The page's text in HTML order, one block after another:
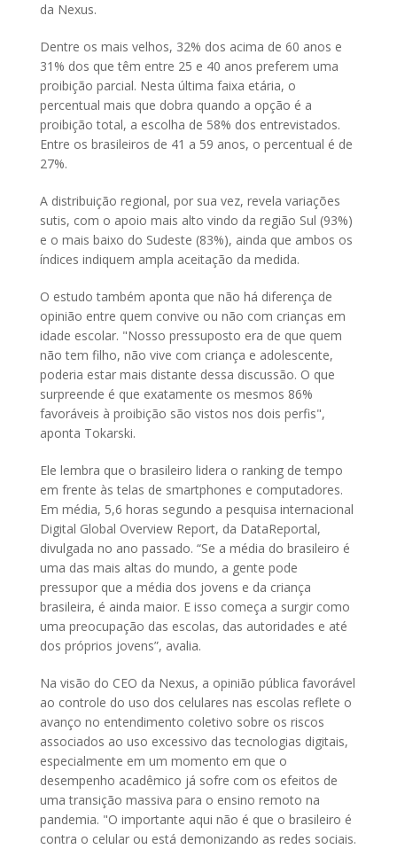
da Nexus.
Dentre os mais velhos, 32% dos acima de 60 anos e
31% dos que têm entre 25 e 40 anos preferem uma
proibição parcial. Nesta última faixa etária, o
percentual mais que dobra quando a opção é a
proibição total, a escolha de 58% dos entrevistados.
Entre os brasileiros de 41 a 59 anos, o percentual é de
27%.
A distribuição regional, por sua vez, revela variações
sutis, com o apoio mais alto vindo da região Sul (93%)
e o mais baixo do Sudeste (83%), ainda que ambos os
índices indiquem ampla aceitação da medida.
O estudo também aponta que não há diferença de
opinião entre quem convive ou não com crianças em
idade escolar. "Nosso pressuposto era de que quem
não tem filho, não vive com criança e adolescente,
poderia estar mais distante dessa discussão. O que
surpreende é que exatamente os mesmos 86%
favoráveis à proibição são vistos nos dois perfis",
aponta Tokarski.
Ele lembra que o brasileiro lidera o ranking de tempo
em frente às telas de smartphones e computadores.
Em média, 5,6 horas segundo a pesquisa internacional
Digital Global Overview Report, da DataReportal,
divulgada no ano passado. “Se a média do brasileiro é
uma das mais altas do mundo, a gente pode
pressupor que a média dos jovens e da criança
brasileira, é ainda maior. E isso começa a surgir como
uma preocupação das escolas, das autoridades e até
dos próprios jovens”, avalia.
Na visão do CEO da Nexus, a opinião pública favorável
ao controle do uso dos celulares nas escolas reflete o
avanço no entendimento coletivo sobre os riscos
associados ao uso excessivo das tecnologias digitais,
especialmente em um momento em que o
desempenho acadêmico já sofre com os efeitos de
uma transição massiva para o ensino remoto na
pandemia. "O importante aqui não é que o brasileiro é
contra o celular ou está demonizando as redes sociais.